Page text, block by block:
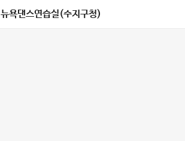
뉴욕댄스연습실(수지구청)